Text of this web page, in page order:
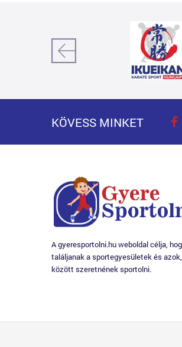
KÖVESS MINKET
A gyeresportolni.hu weboldal célja,
találjanak a sportegyesületek és
között szeretnének sportolni.